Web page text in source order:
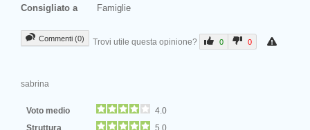
Consigliato a
Famiglie
Commenti (0) Trovi utile questa opinione? 0 0
sabrina
Voto medio
4.0
Struttura
5.0